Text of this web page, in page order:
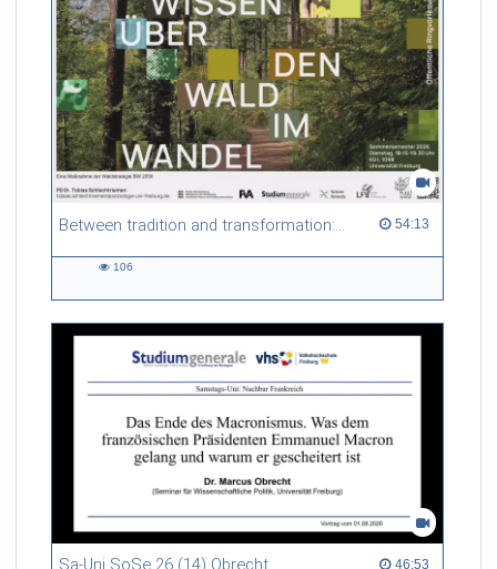
Between tradition and transformation: how owners, advisers and institutions co-create knowledge for resilient forests in Europe 54:13
54:13 duration
106
46:53
46:53 duration